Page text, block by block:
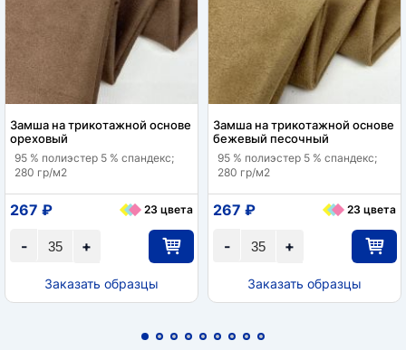
Замша на трикотажной основе
ореховый
95 % полиэстер 5 % спандекс;
280 гр/м2
+
-
267 ₽ 23 цвета
Заказать образцы
Замша на трикотажной основе
бежевый песочный
95 % полиэстер 5 % спандекс;
280 гр/м2
+
-
267 ₽ 23 цвета
Заказать образцы